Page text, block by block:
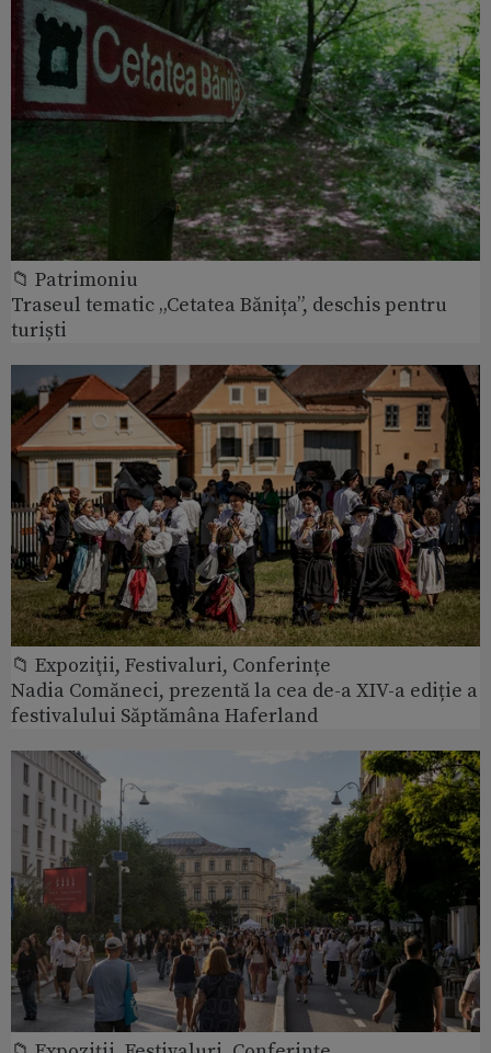
📁 Patrimoniu
Traseul tematic „Cetatea Bănița”, deschis pentru
turiști
📁 Expoziţii, Festivaluri, Conferințe
Nadia Comăneci, prezentă la cea de-a XIV-a ediție a
festivalului Săptămâna Haferland